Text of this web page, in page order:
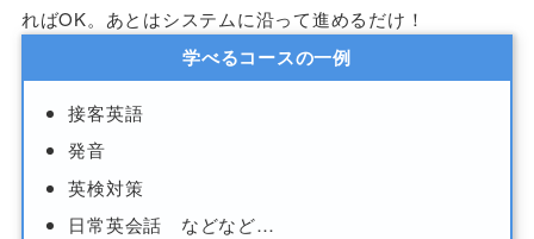
ればOK。あとはシステムに沿って進めるだけ！
学べるコースの一例
接客英語
発音
英検対策
日常英会話 などなど…